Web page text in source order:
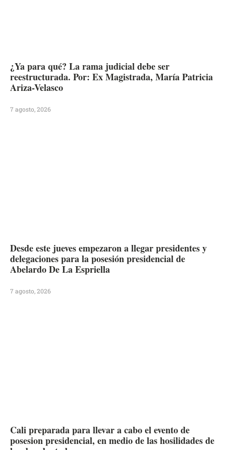
¿Ya para qué? La rama judicial debe ser
reestructurada. Por: Ex Magistrada, María Patricia
Ariza-Velasco
7 agosto, 2026
Desde este jueves empezaron a llegar presidentes y
delegaciones para la posesión presidencial de
Abelardo De La Espriella
7 agosto, 2026
Cali preparada para llevar a cabo el evento de
posesion presidencial, en medio de las hosilidades de